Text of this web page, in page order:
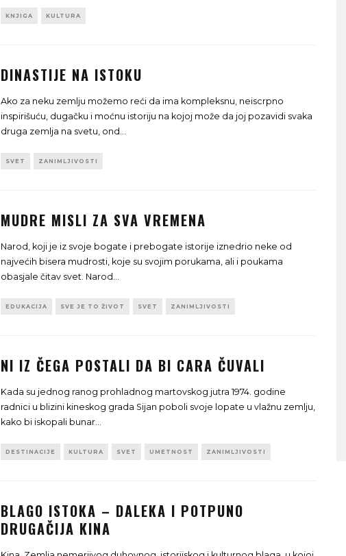
KNJIGA KULTURA
DINASTIJE NA ISTOKU
Ako za neku zemlju možemo reći da ima kompleksnu, neiscrpno
inspirišuću, dugačku i moćnu istoriju na kojoj može da joj pozavidi svaka
druga zemlja na svetu, ond ...
SVET ZANIMLJIVOSTI
MUDRE MISLI ZA SVA VREMENA
Narod, koji je iz svoje bogate i prebogate istorije iznedrio neke od
najvećih bisera mudrosti, koje su svojim porukama, ali i poukama
obasjale čitav svet. Narod ...
EDUKACIJA SVE JE TO ŽIVOT SVET ZANIMLJIVOSTI
NI IZ ČEGA POSTALI DA BI CARA ČUVALI
Kada su jednog ranog prohladnog martovskog jutra 1974. godine
radnici u blizini kineskog grada Sijan poboli svoje lopate u vlažnu zemlju,
kako bi iskopali bunar...
DESTINACIJE KULTURA SVET UMETNOST ZANIMLJIVOSTI
BLAGO ISTOKA – DALEKA I POTPUNO
DRUGAČIJA KINA
DIV ZLATNOG SRCA SA MORA NA PLANINU ZA SAMO